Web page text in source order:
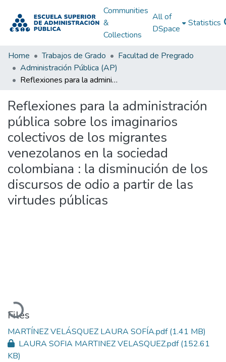
Communities
&
Collections
All of
DSpace
Statistics
Home Trabajos de Grado
Facultad de Pregrado
Administración Pública (AP)
Reflexiones para la administración pública sobre los imaginarios colectivos de los migrantes venezolanos en la sociedad colombiana : la disminución de los discursos de odio a partir de las virtudes públicas
Reflexiones para la administración
pública sobre los imaginarios
colectivos de los migrantes
venezolanos en la sociedad
colombiana : la disminución de los
discursos de odio a partir de las
virtudes públicas
Loading...
Files
MARTÍNEZ VELÁSQUEZ LAURA SOFÍA.pdf(1.41 MB)
LAURA SOFIA MARTINEZ VELASQUEZ.pdf(152.61
KB)